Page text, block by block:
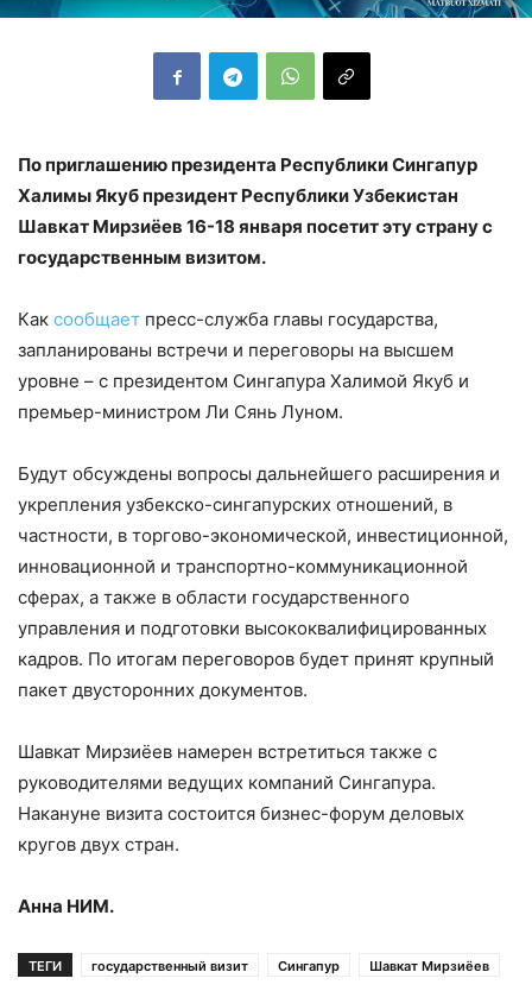
По приглашению президента Республики Сингапур
Халимы Якуб президент Республики Узбекистан
Шавкат Мирзиёев 16-18 января посетит эту страну с
государственным визитом.
Как сообщает пресс-служба главы государства,
запланированы встречи и переговоры на высшем
уровне – с президентом Сингапура Халимой Якуб и
премьер-министром Ли Сянь Луном.
Будут обсуждены вопросы дальнейшего расширения и
укрепления узбекско-сингапурских отношений, в
частности, в торгово-экономической, инвестиционной,
инновационной и транспортно-коммуникационной
сферах, а также в области государственного
управления и подготовки высококвалифицированных
кадров. По итогам переговоров будет принят крупный
пакет двусторонних документов.
Шавкат Мирзиёев намерен встретиться также с
руководителями ведущих компаний Сингапура.
Накануне визита состоится бизнес-форум деловых
кругов двух стран.
Анна НИМ.
ТЕГИ государственный визит Сингапур Шавкат Мирзиёев